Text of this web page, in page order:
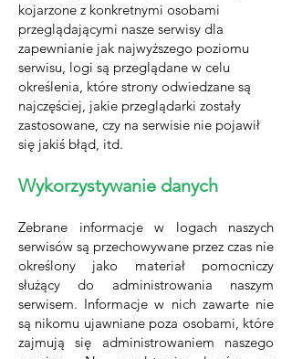
kojarzone z konkretnymi osobami
przeglądającymi nasze serwisy dla
zapewnianie jak najwyższego poziomu
serwisu, logi są przeglądane w celu
określenia, które strony odwiedzane są
najczęściej, jakie przeglądarki zostały
zastosowane, czy na serwisie nie pojawił
się jakiś błąd, itd.
Wykorzystywanie danych
Zebrane informacje w logach naszych
serwisów są przechowywane przez czas nie
określony jako materiał pomocniczy
służący do administrowania naszym
serwisem. Informacje w nich zawarte nie
są nikomu ujawniane poza osobami, które
zajmują się administrowaniem naszego